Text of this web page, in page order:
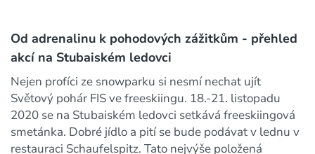
Od adrenalinu k pohodových zážitkům - přehled
akcí na Stubaiském ledovci
Nejen profíci ze snowparku si nesmí nechat ujít
Světový pohár FIS ve freeskiingu. 18.-21. listopadu
2020 se na Stubaiském ledovci setkává freeskiingová
smetánka. Dobré jídlo a pití se bude podávat v lednu v
restauraci Schaufelspitz. Tato nejvýše položená